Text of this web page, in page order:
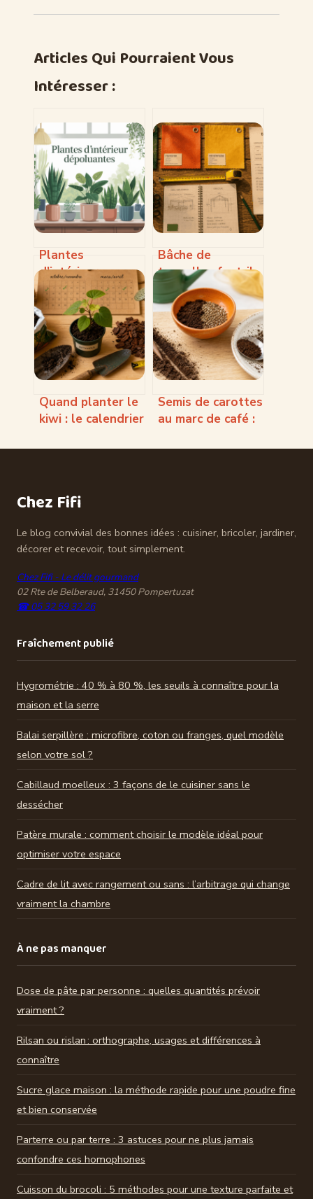
Articles Qui Pourraient Vous
Intéresser :
Plantes
d’intérieur
dépolluantes
comment choisir,
entretenir et
vraiment en
profiter
Bâche de
tonnelle : faut-il
privilégier le sur-
mesure pour
garantir une
durabilité réelle ?
Quand planter le
kiwi : le calendrier
climat
Semis de carottes
au marc de café :
cm dans une terre
Chez Fifi
Le blog convivial des bonnes idées : cuisiner, bricoler, jardiner,
décorer et recevoir, tout simplement.
Chez Fifi - Le délit gourmand
02 Rte de Belberaud, 31450 Pompertuzat
☎ 05 32 59 32 26
Fraîchement publié
Hygrométrie : 40 % à 80 %, les seuils à connaître pour la
maison et la serre
Balai serpillère : microfibre, coton ou franges, quel modèle
selon votre sol ?
Cabillaud moelleux : 3 façons de le cuisiner sans le
dessécher
Patère murale : comment choisir le modèle idéal pour
optimiser votre espace
Cadre de lit avec rangement ou sans : l’arbitrage qui change
vraiment la chambre
À ne pas manquer
Dose de pâte par personne : quelles quantités prévoir
vraiment ?
Rilsan ou rislan : orthographe, usages et différences à
connaître
Sucre glace maison : la méthode rapide pour une poudre fine
et bien conservée
Parterre ou par terre : 3 astuces pour ne plus jamais
confondre ces homophones
Cuisson du brocoli : 5 méthodes pour une texture parfaite et